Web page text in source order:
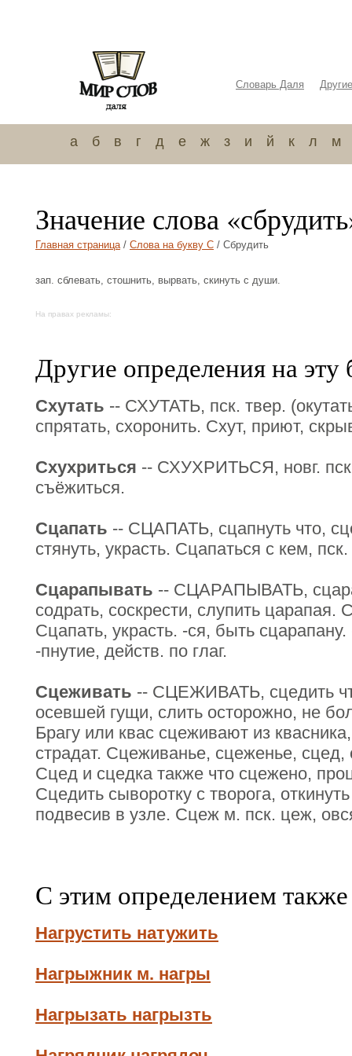
Словарь Даля
а б в г д е ж з и й к л м
Значение слова
Главная страница/ Слова на букву С / Сбрудить
зап. сблевать, стошнить, вырвать, скинуть с души.
На правах рекламы:
Другие определения на эту
Схутать -- СХУТАТЬ, пск. твер.
спрятать, схоронить. Схут, приют,
Схухриться -- СХУХРИТЬСЯ, новг.
съёжиться.
Сцапать -- СЦАПАТЬ, сцапнуть что,
стянуть, украсть. Сцапаться с кем,
Сцарапывать -- СЦАРАПЫВАТЬ,
содрать, соскрести, слупить царапая.
Сцапать, украсть. -ся, быть
-пнутие, действ. по глаг.
Сцеживать -- СЦЕЖИВАТЬ, сцедить
осевшей гущи, слить осторожно, не
Брагу или квас сцеживают из
страдат. Сцеживанье, сцеженье, сцед,
Сцед и сцедка также что сцежено,
Сцедить сыворотку с творога,
подвесив в узле. Сцеж м. пск. цеж,
С этим определением
Нагрустить натужить
Нагрыжник м. нагры
Нагрызать нагрызть